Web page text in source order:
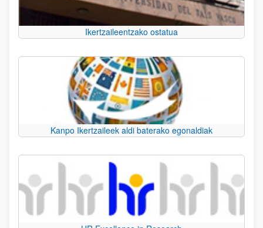
Ikertzaileentzako ostatua
Kanpo Ikertzaileek aldi baterako egonaldiak